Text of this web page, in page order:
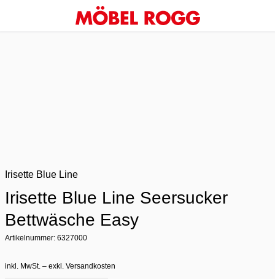
Irisette Blue Line
Irisette Blue Line Seersucker
Bettwäsche Easy
Artikelnummer: 6327000
inkl. MwSt. – exkl. Versandkosten